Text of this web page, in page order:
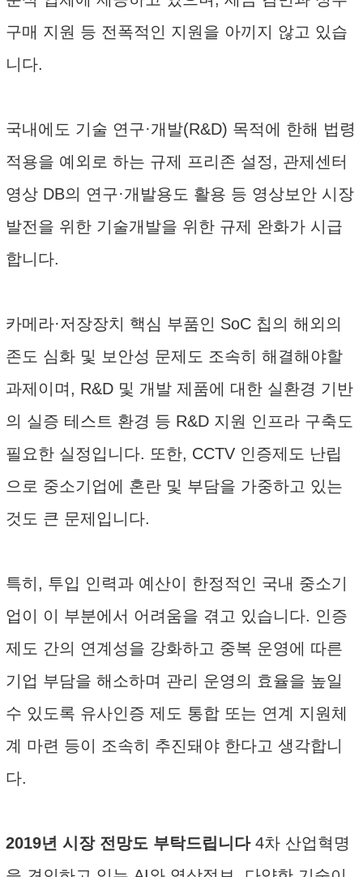
구매 지원 등 전폭적인 지원을 아끼지 않고 있습
니다.
국내에도 기술 연구·개발(R&D) 목적에 한해 법령
적용을 예외로 하는 규제 프리존 설정, 관제센터
영상 DB의 연구·개발용도 활용 등 영상보안 시장
발전을 위한 기술개발을 위한 규제 완화가 시급
합니다.
카메라·저장장치 핵심 부품인 SoC 칩의 해외의
존도 심화 및 보안성 문제도 조속히 해결해야할
과제이며, R&D 및 개발 제품에 대한 실환경 기반
의 실증 테스트 환경 등 R&D 지원 인프라 구축도
필요한 실정입니다. 또한, CCTV 인증제도 난립
으로 중소기업에 혼란 및 부담을 가중하고 있는
것도 큰 문제입니다.
특히, 투입 인력과 예산이 한정적인 국내 중소기
업이 이 부분에서 어려움을 겪고 있습니다. 인증
제도 간의 연계성을 강화하고 중복 운영에 따른
기업 부담을 해소하며 관리 운영의 효율을 높일
수 있도록 유사인증 제도 통합 또는 연계 지원체
계 마련 등이 조속히 추진돼야 한다고 생각합니
다.
2019년 시장 전망도 부탁드립니다4차 산업혁명